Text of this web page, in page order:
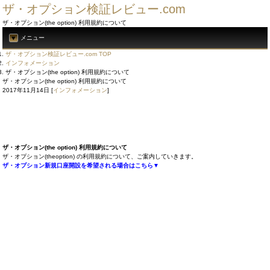
ザ・オプション検証レビュー.com
ザ・オプション(the option) 利用規約について
メニュー
ザ・オプション検証レビュー.com TOP
インフォメーション
ザ・オプション(the option) 利用規約について
ザ・オプション(the option) 利用規約について
2017年11月14日 [インフォメーション]
ザ・オプション(the option) 利用規約について
ザ・オプション(theoption) の利用規約について、ご案内していきます。
ザ・オプション新規口座開設を希望される場合はこちら▼